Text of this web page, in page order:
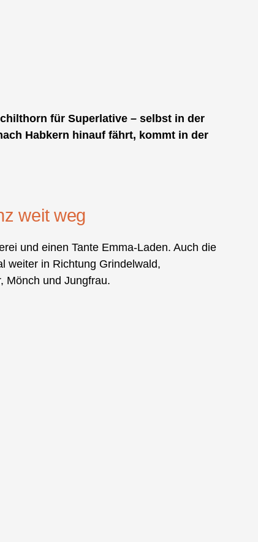
für Superlative – selbst in der
Habkern hinauf fährt, kommt in der
weit weg
und einen Tante Emma-Laden. Auch die
weiter in Richtung Grindelwald,
Mönch und Jungfrau.